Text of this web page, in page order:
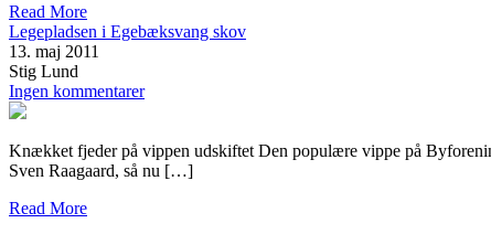
Read More
Legepladsen i Egebæksvang skov
13. maj 2011
Stig Lund
Ingen kommentarer
Knækket fjeder på vippen udskiftet Den populære vippe på
Sven Raagaard, så nu […]
Read More